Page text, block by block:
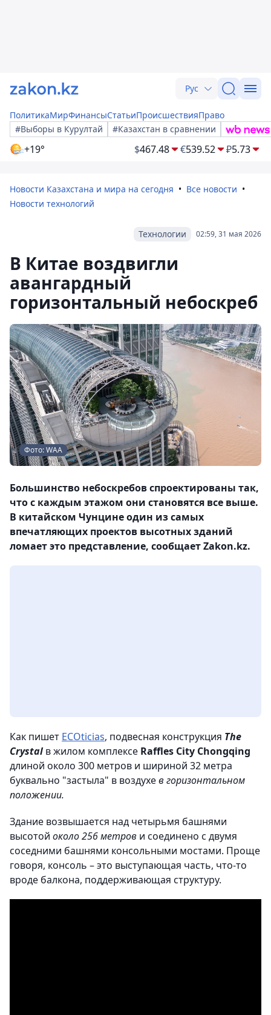
Рус
ПолитикаМирФинансыСтатьиПроисшествияПраво
#Выборы в Курултай
#Казахстан в сравнении
+19° $467.48 €539.52 ₽5.73
Новости Казахстана и мира на сегодня
Все новости
Новости технологий
02:59, 31 мая 2026
Технологии
В Китае воздвигли
авангардный
горизонтальный небоскреб
Фото: WAA
Большинство небоскребов спроектированы так,
что с каждым этажом они становятся все выше.
В китайском Чунцине один из самых
впечатляющих проектов высотных зданий
ломает это представление, сообщает Zakon.kz.
Как пишет ECOticias, подвесная конструкция The
Crystalв жилом комплексе Raffles City Chongqing
длиной около 300 метров и шириной 32 метра
буквально "застыла" в воздухев горизонтальном
положении.
Здание возвышается над четырьмя башнями
высотой около 256 метров и соединено с двумя
соседними башнями консольными мостами. Проще
говоря, консоль – это выступающая часть, что-то
вроде балкона, поддерживающая структуру.